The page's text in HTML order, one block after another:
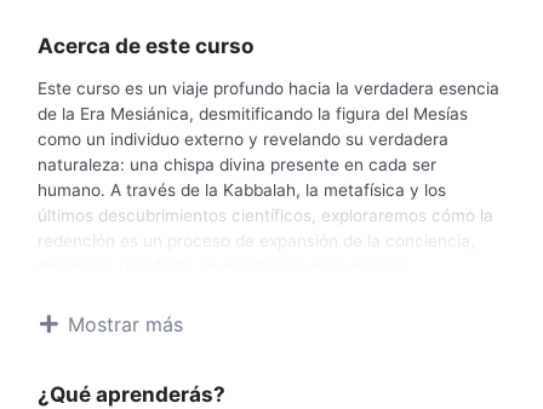
Acerca de este curso
Este curso es un viaje profundo hacia la verdadera esencia
de la Era Mesiánica, desmitificando la figura del Mesías
como un individuo externo y revelando su verdadera
naturaleza: una chispa divina presente en cada ser
humano. A través de la Kabbalah, la metafísica y los
últimos descubrimientos científicos, exploraremos cómo la
redención es un proceso de expansión de la conciencia,
Guiados por las enseñanzas del Arizal, el Zohar y los
el potencial mesiánico en nuestra vida cotidiana.
Mostrar más
¿Qué aprenderás?